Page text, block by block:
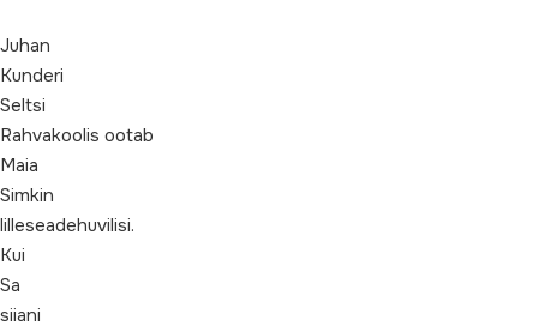
Juhan
Kunderi
Seltsi
Rahvakoolis ootab
Maia
Simkin
lilleseadehuvilisi.
Kui
Sa
siiani